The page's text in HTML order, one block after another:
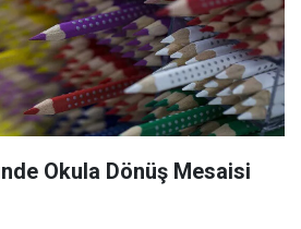
Okula Dönüş Mesaisi